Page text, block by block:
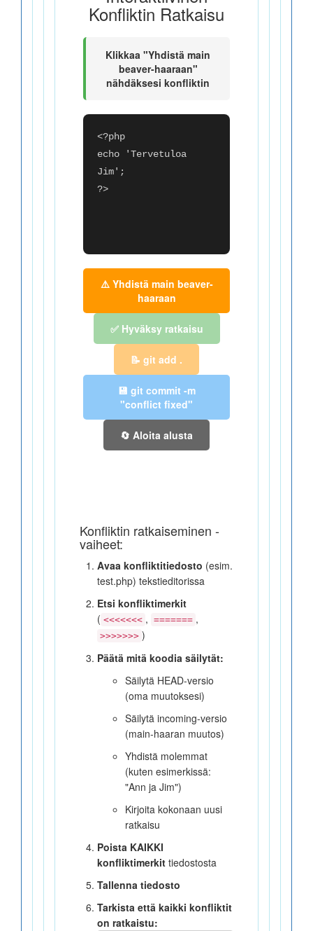
Konfliktin Ratkaisu
Klikkaa "Yhdistä main
beaver-haaraan"
nähdäksesi konfliktin
<?php
echo 'Tervetuloa
Jim';
?>
⚠️ Yhdistä main beaver-
haaraan
✅ Hyväksy ratkaisu
📝 git add .
💾 git commit -m
"conflict fixed"
🔄 Aloita alusta
Konfliktin ratkaiseminen -
vaiheet:
Avaa konfliktitiedosto (esim.
test.php) tekstieditorissa
Etsi konfliktimerkit
( <<<<<<< , ======= ,
>>>>>>> )
Päätä mitä koodia säilytät:
Säilytä HEAD-versio
(oma muutoksesi)
Säilytä incoming-versio
(main-haaran muutos)
Yhdistä molemmat
(kuten esimerkissä:
"Ann ja Jim")
Kirjoita kokonaan uusi
ratkaisu
Poista KAIKKI
konfliktimerkit tiedostosta
Tallenna tiedosto
Tarkista että kaikki konfliktit
on ratkaistu: